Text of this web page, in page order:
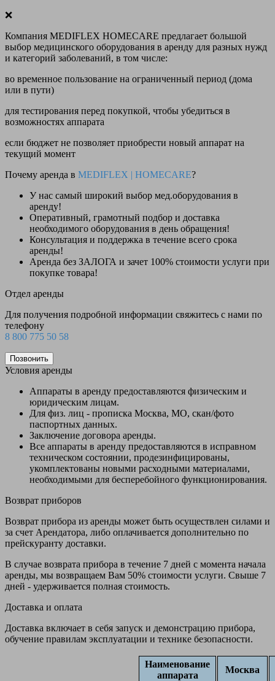
❌
Компания MEDIFLEX HOMECARE предлагает большой
выбор медицинского оборудования в аренду для разных нужд
и категорий заболеваний, в том числе:
во временное пользование на ограниченный период (дома
или в пути)
для тестирования перед покупкой, чтобы убедиться в
возможностях аппарата
если бюджет не позволяет приобрести новый аппарат на
текущий момент
Почему аренда в MEDIFLEX | HOMECARE?
У нас самый широкий выбор мед.оборудования в
аренду!
Оперативный, грамотный подбор и доставка
необходимого оборудования в день обращения!
Консультация и поддержка в течение всего срока
аренды!
Аренда без ЗАЛОГА и зачет 100% стоимости услуги при
покупке товара!
Отдел аренды
Для получения подробной информации свяжитесь с нами по
телефону
8 800 775 50 58
Позвонить
Условия аренды
Аппараты в аренду предоставляются физическим и
юридическим лицам.
Для физ. лиц - прописка Москва, МО, скан/фото
паспортных данных.
Заключение договора аренды.
Все аппараты в аренду предоставляются в исправном
техническом состоянии, продезинфицированы,
укомплектованы новыми расходными материалами,
необходимыми для бесперебойного функционирования.
Возврат приборов
Возврат прибора из аренды может быть осуществлен силами и
за счет Арендатора, либо оплачивается дополнительно по
прейскуранту доставки.
В случае возврата прибора в течение 7 дней с момента начала
аренды, мы возвращаем Вам 50% стоимости услуги. Свыше 7
дней - удерживается полная стоимость.
Доставка и оплата
Доставка включает в себя запуск и демонстрацию прибора,
обучение правилам эксплуатации и технике безопасности.
Наименование
аппарата
Москва